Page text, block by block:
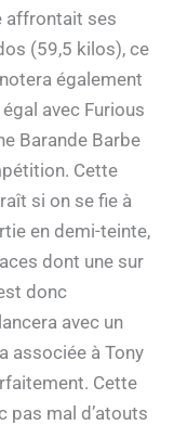
affrontait ses
(59,5 kilos), ce
également
avec Furious
Barande Barbe
Cette
si on se fie à
en demi-teinte,
dont une sur
donc
avec un
associée à Tony
Cette
pas mal d’atouts